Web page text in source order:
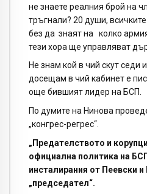
не знаете реалния брой на
тръгнали? 20 души,
без да знаят на колко
тези хора ще управляват
Не знам кой в чий скут седи
досещам в чий кабинет е
още бившият лидер на БСП.
По думите на Нинова
„конгрес-регрес“.
„Предателството и
официална политика на
инсталирания от Пеевски
„председател“.